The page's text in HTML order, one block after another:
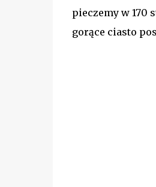
pieczemy w 170
gorące ciasto